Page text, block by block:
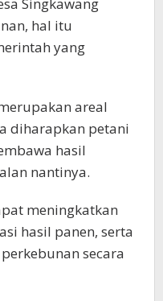
Singkawang
hal itu
yang
areal
diharapkan petani
hasil
nantinya.
meningkatkan
hasil panen, serta
secara